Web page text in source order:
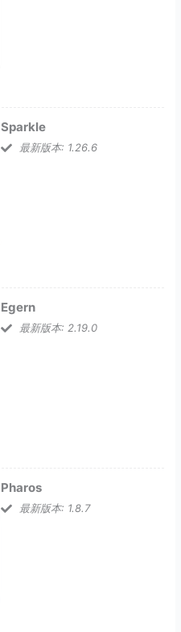
Sparkle
最新版本: 1.26.6
Egern
最新版本: 2.19.0
Pharos
最新版本: 1.8.7